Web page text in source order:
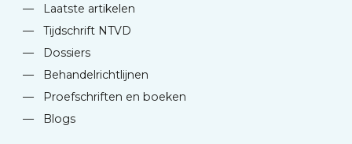
—
Laatste artikelen
—
Tijdschrift NTVD
—
Dossiers
—
Behandelrichtlijnen
—
Proefschriften en boeken
—
Blogs